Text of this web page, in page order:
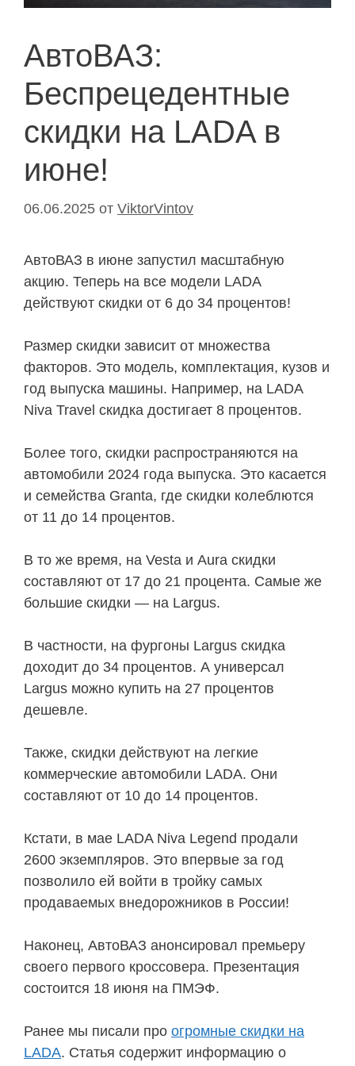
АвтоВАЗ:
Беспрецедентные
скидки на LADA в
июне!
06.06.2025 от ViktorVintov
АвтоВАЗ в июне запустил масштабную
акцию. Теперь на все модели LADA
действуют скидки от 6 до 34 процентов!
Размер скидки зависит от множества
факторов. Это модель, комплектация, кузов и
год выпуска машины. Например, на LADA
Niva Travel скидка достигает 8 процентов.
Более того, скидки распространяются на
автомобили 2024 года выпуска. Это касается
и семейства Granta, где скидки колеблются
от 11 до 14 процентов.
В то же время, на Vesta и Aura скидки
составляют от 17 до 21 процента. Самые же
большие скидки — на Largus.
В частности, на фургоны Largus скидка
доходит до 34 процентов. А универсал
Largus можно купить на 27 процентов
дешевле.
Также, скидки действуют на легкие
коммерческие автомобили LADA. Они
составляют от 10 до 14 процентов.
Кстати, в мае LADA Niva Legend продали
2600 экземпляров. Это впервые за год
позволило ей войти в тройку самых
продаваемых внедорожников в России!
Наконец, АвтоВАЗ анонсировал премьеру
своего первого кроссовера. Презентация
состоится 18 июня на ПМЭФ.
Ранее мы писали про огромные скидки на
LADA. Статья содержит информацию о